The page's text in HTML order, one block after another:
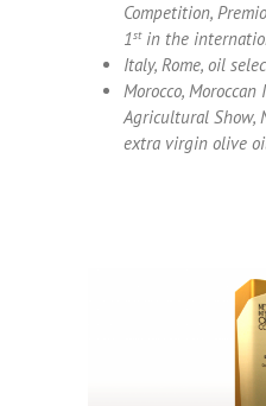
Competition,
1stin the
Italy, Rome, oil
Morocco,
Agricultural Show,
extra virgin olive